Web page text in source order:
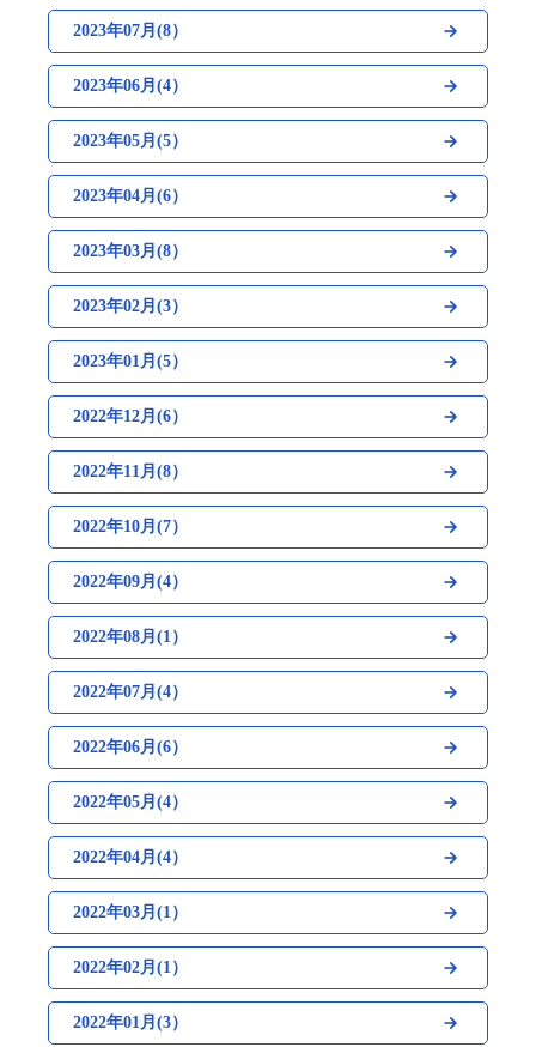
2023年07月(8）
2023年06月(4）
2023年05月(5）
2023年04月(6）
2023年03月(8）
2023年02月(3）
2023年01月(5）
2022年12月(6）
2022年11月(8）
2022年10月(7）
2022年09月(4）
2022年08月(1）
2022年07月(4）
2022年06月(6）
2022年05月(4）
2022年04月(4）
2022年03月(1）
2022年02月(1）
2022年01月(3）